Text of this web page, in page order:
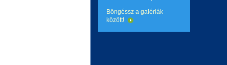
Böngéssz a galériák
között!